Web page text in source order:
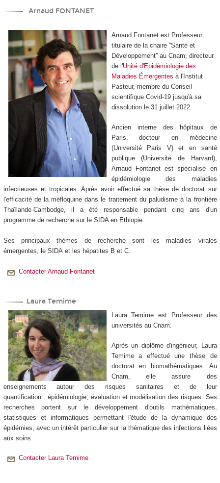
Arnaud FONTANET
Arnaud Fontanet est Professeur
titulaire de la chaire ''Santé et
Développement'' au Cnam, directeur
de l'Unité d'Epidémiologie des
Maladies Émergentes à l'Institut
Pasteur, membre du Conseil
scientifique Covid-19 jusqu'à sa
dissolution le 31 juillet 2022.
Ancien interne des hôpitaux de
Paris, docteur en médecine
(Université Paris V) et en santé
publique (Université de Harvard),
Arnaud Fontanet est spécialisé en
épidémiologie des maladies
infectieuses et tropicales. Après avoir effectué sa thèse de doctorat sur
l'efficacité de la méfloquine dans le traitement du paludisme à la frontière
Thaïlande-Cambodge, il a été responsable pendant cinq ans d'un
programme de recherche sur le SIDA en Ethiopie.
Ses principaux thèmes de recherche sont les maladies virales
émergentes, le SIDA et les hépatites B et C.
Contacter Arnaud Fontanet
Laura Temime
Laura Temime est Professeur des
universités au Cnam.
Après un diplôme d'ingénieur, Laura
Temime a effectué une thèse de
doctorat en biomathématiques. Au
Cnam, elle assure des
enseignements autour des risques sanitaires et de leur
quantification : épidémiologie, évaluation et modélisation des risques. Ses
recherches portent sur le développement d'outils mathématiques,
statistiques et informatiques permettant l'étude de la dynamique des
épidémies, avec un intérêt particulier sur la thématique des infections liées
aux soins.
Contacter Laura Temime